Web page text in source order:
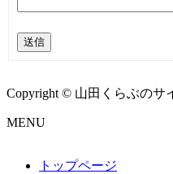
送信
Copyright © 山田くらぶのサ
MENU
トップページ